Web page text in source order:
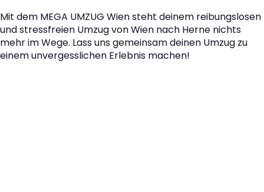
Mit dem MEGA UMZUG Wien steht deinem reibungslosen
und stressfreien Umzug von Wien nach Herne nichts
mehr im Wege. Lass uns gemeinsam deinen Umzug zu
einem unvergesslichen Erlebnis machen!